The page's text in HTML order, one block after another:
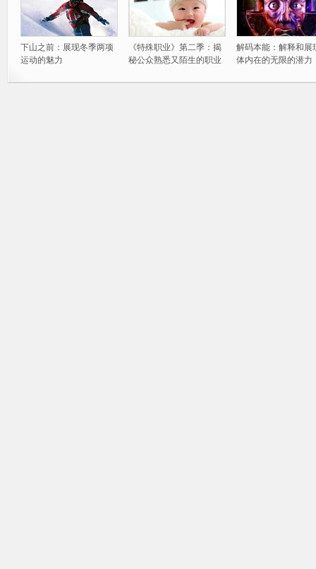
下山之前：展现冬季两项
运动的魅力
《特殊职业》第二季：揭
秘公众熟悉又陌生的职业
解码本能：解释和展
体内在的无限的潜力